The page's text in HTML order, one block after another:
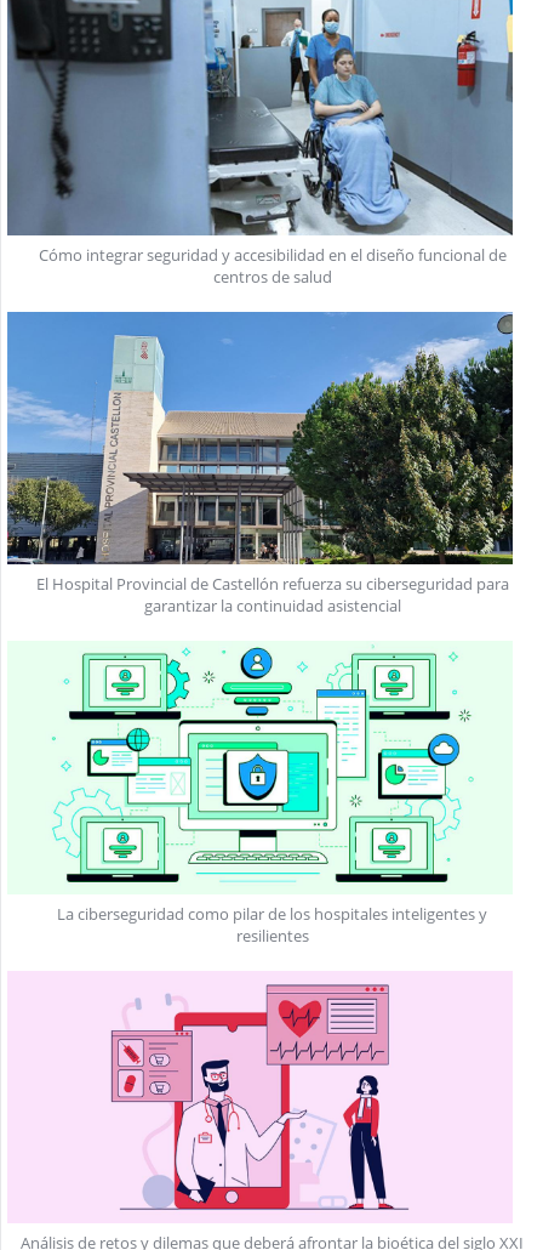
Cómo integrar seguridad y accesibilidad en el diseño funcional de
centros de salud
El Hospital Provincial de Castellón refuerza su ciberseguridad para
garantizar la continuidad asistencial
La ciberseguridad como pilar de los hospitales inteligentes y
resilientes
Análisis de retos y dilemas que deberá afrontar la bioética del siglo XXI